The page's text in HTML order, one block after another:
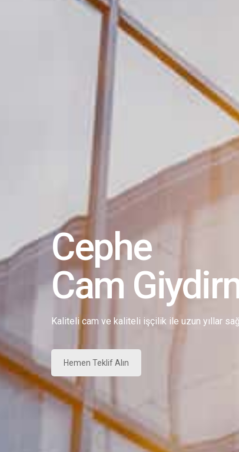
Cephe
Cam
Kaliteli cam ve kaliteli işçilik ile uzun yıllar
Hemen Teklif Alın